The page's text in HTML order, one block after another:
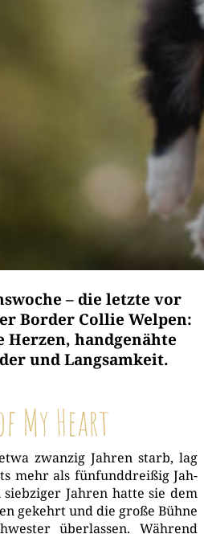
– die letzte vor
Border Collie Welpen:
Herzen, handgenähte
und Langsamkeit.
My Heart
zwan­zig Jah­ren starb, lag
mehr als fünf­und­drei­ßig Jah­
Jah­ren hat­te sie dem
gekehrt und die gro­ße Büh­ne
über­las­sen. Wäh­rend